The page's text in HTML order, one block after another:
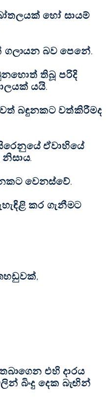
හෝ සායම්
ගලායන බව පෙනේ.
තිබූ පරිදි
යයි.
බඳුනකට වත්කිරීමද
ඒවාහියේ
වෙනස්වේ.
කර ගැනීමට
එහි දාරය
බිංදු දෙක බැඟින්